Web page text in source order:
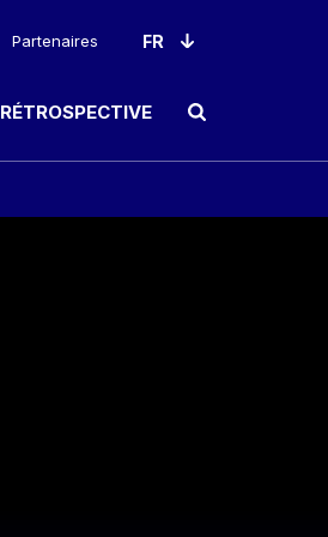
Partenaires
RÉTROSPECTIVE Ouvrir le champ de